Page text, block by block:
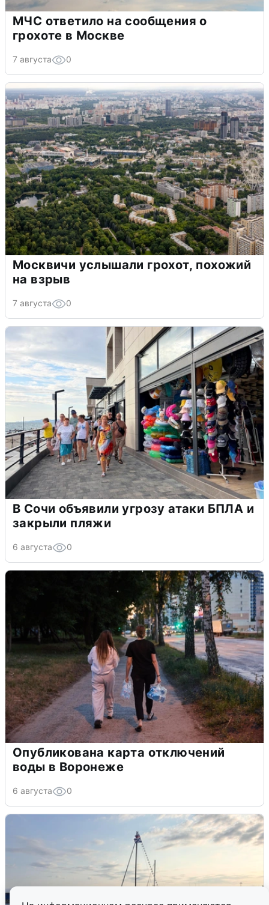
МЧС ответило на сообщения о
грохоте в Москве
7 августа 0
Москвичи услышали грохот, похожий
на взрыв
7 августа 0
В Сочи объявили угрозу атаки БПЛА и
закрыли пляжи
6 августа 0
Опубликована карта отключений
воды в Воронеже
6 августа 0